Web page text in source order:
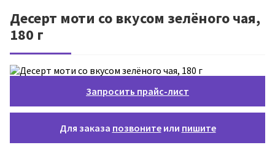
Десерт моти со вкусом зелёного чая,
180 г
Запросить прайс-лист
Для заказа позвонитеили пишите